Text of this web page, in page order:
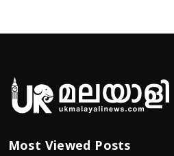
Most Viewed Posts